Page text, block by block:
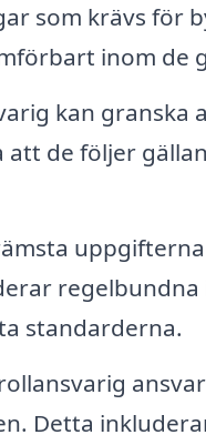
som krävs för
inom de
kan
de följer
standarderna.
Detta